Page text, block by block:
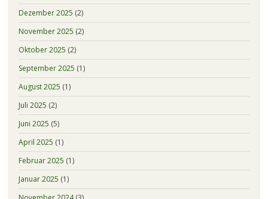
Dezember 2025 (2)
November 2025 (2)
Oktober 2025 (2)
September 2025 (1)
August 2025 (1)
Juli 2025 (2)
Juni 2025 (5)
April 2025 (1)
Februar 2025 (1)
Januar 2025 (1)